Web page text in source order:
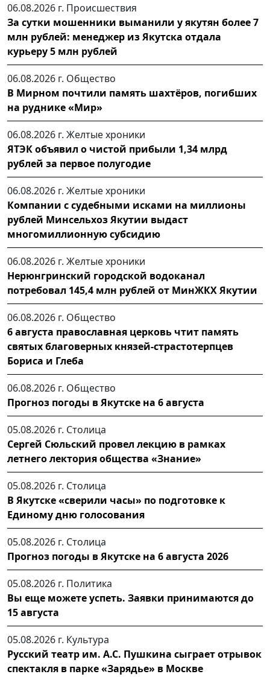
06.08.2026 г. Происшествия
За сутки мошенники выманили у якутян более 7
млн рублей: менеджер из Якутска отдала
курьеру 5 млн рублей
06.08.2026 г. Общество
В Мирном почтили память шахтёров, погибших
на руднике «Мир»
06.08.2026 г. Желтые хроники
ЯТЭК объявил о чистой прибыли 1,34 млрд
рублей за первое полугодие
06.08.2026 г. Желтые хроники
Компании с судебными исками на миллионы
рублей Минсельхоз Якутии выдаст
многомиллионную субсидию
06.08.2026 г. Желтые хроники
Нерюнгринский городской водоканал
потребовал 145,4 млн рублей от МинЖКХ Якутии
06.08.2026 г. Общество
6 августа православная церковь чтит память
святых благоверных князей-страстотерпцев
Бориса и Глеба
06.08.2026 г. Общество
Прогноз погоды в Якутске на 6 августа
05.08.2026 г. Столица
Сергей Сюльский провел лекцию в рамках
летнего лектория общества «Знание»
05.08.2026 г. Столица
В Якутске «сверили часы» по подготовке к
Единому дню голосования
05.08.2026 г. Столица
Прогноз погоды в Якутске на 6 августа 2026
05.08.2026 г. Политика
Вы еще можете успеть. Заявки принимаются до
15 августа
05.08.2026 г. Культура
Русский театр им. А.С. Пушкина сыграет отрывок
спектакля в парке «Зарядье» в Москве